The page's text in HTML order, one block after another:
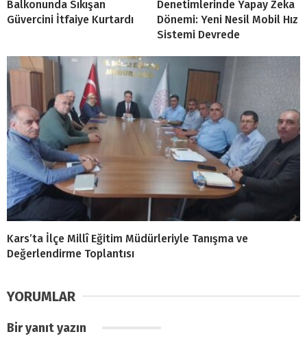
Balkonunda Sıkışan
Güvercini İtfaiye Kurtardı
Denetimlerinde Yapay Zeka
Dönemi: Yeni Nesil Mobil Hız
Sistemi Devrede
Kars’ta İlçe Millî Eğitim Müdürleriyle Tanışma ve
Değerlendirme Toplantısı
YORUMLAR
Bir yanıt yazın